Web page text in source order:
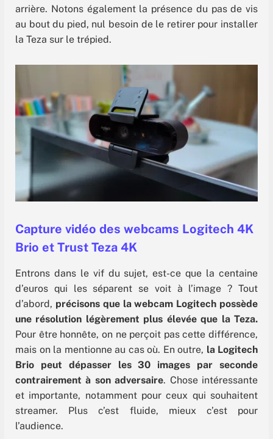
arrière. Notons également la présence du pas de vis
au bout du pied, nul besoin de le retirer pour installer
la Teza sur le trépied.
Capture vidéo des webcams Logitech 4K
Brio et Trust Teza 4K
Entrons dans le vif du sujet, est-ce que la centaine
d’euros qui les séparent se voit à l’image ? Tout
d’abord, précisons que la webcam Logitech possède
une résolution légèrement plus élevée que la Teza.
Pour être honnête, on ne perçoit pas cette différence,
mais on la mentionne au cas où. En outre, la Logitech
Brio peut dépasser les 30 images par seconde
contrairement à son adversaire. Chose intéressante
et importante, notamment pour ceux qui souhaitent
streamer. Plus c’est fluide, mieux c’est pour
l’audience.